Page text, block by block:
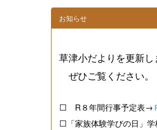
お知らせ
草津小だよりを更新し
ぜひご覧ください。
⬜ R８年間行事予定表→
⬜「家族体験学びの日」